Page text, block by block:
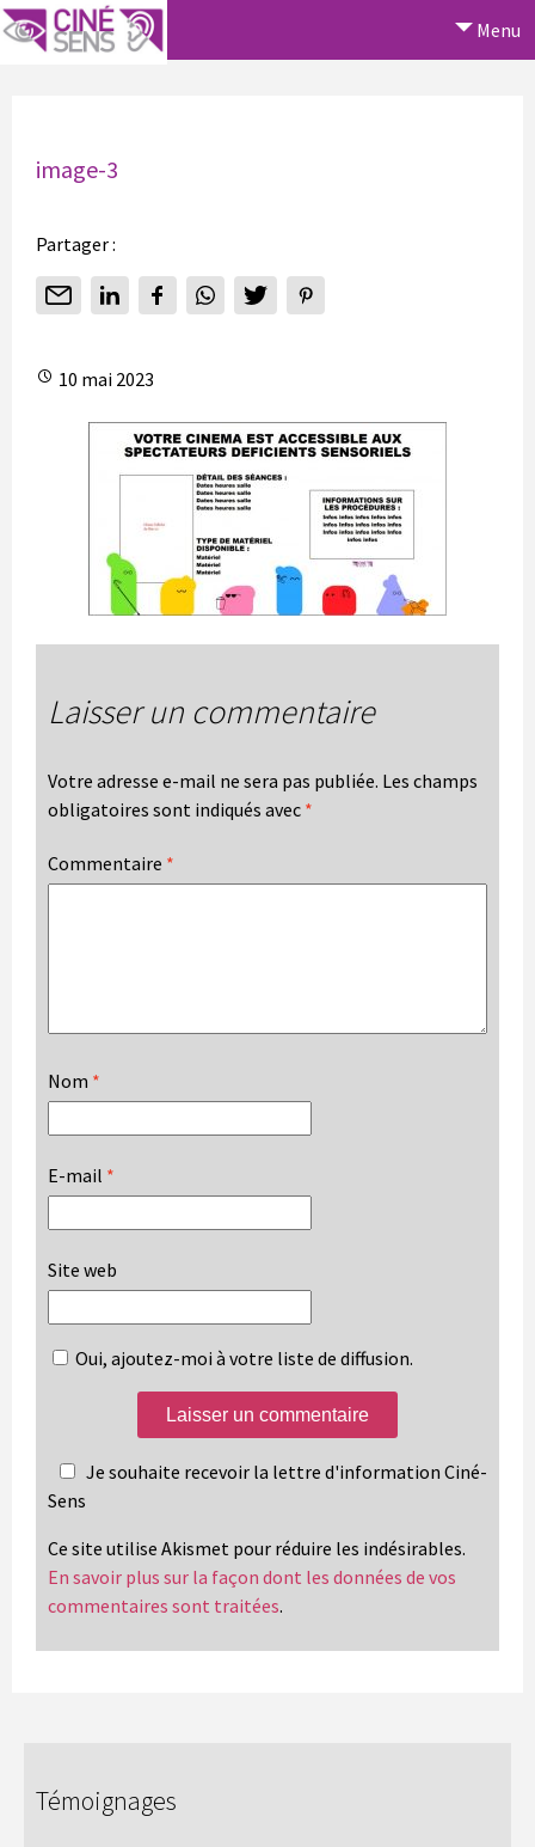
Menu
image-3
Partager :
10 mai 2023
Laisser un commentaire
Votre adresse e-mail ne sera pas publiée. Les champs
obligatoires sont indiqués avec *
Commentaire *
Nom *
E-mail *
Site web
Oui, ajoutez-moi à votre liste de diffusion.
Je souhaite recevoir la lettre d'information Ciné-
Sens
Ce site utilise Akismet pour réduire les indésirables.
En savoir plus sur la façon dont les données de vos
commentaires sont traitées.
Témoignages